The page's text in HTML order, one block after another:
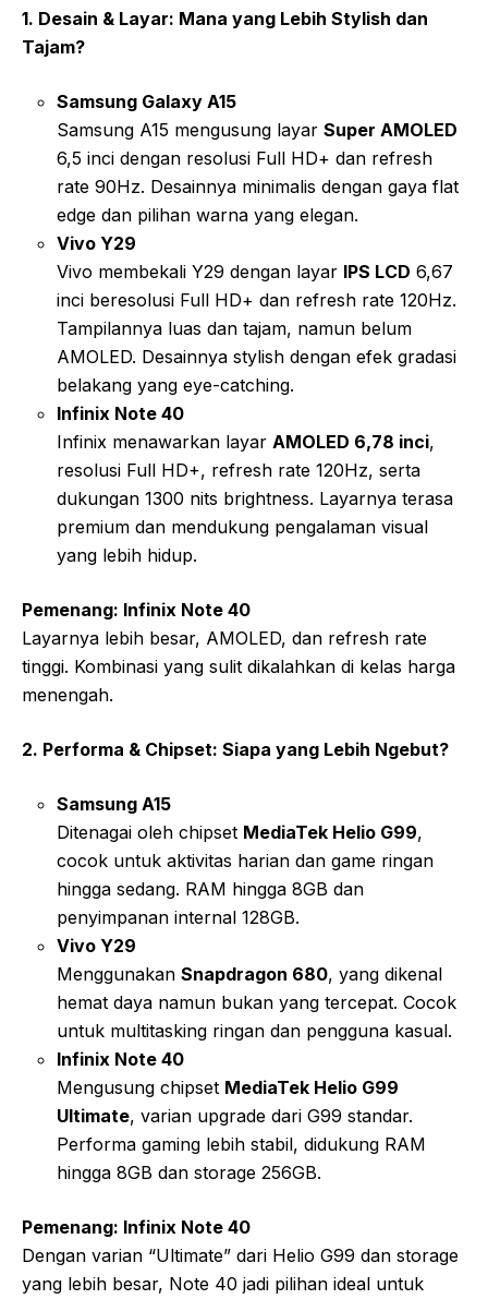
1. Desain & Layar: Mana yang Lebih Stylish dan
Tajam?
Samsung Galaxy A15
Samsung A15 mengusung layar Super AMOLED
6,5 inci dengan resolusi Full HD+ dan refresh
rate 90Hz. Desainnya minimalis dengan gaya flat
edge dan pilihan warna yang elegan.
Vivo Y29
Vivo membekali Y29 dengan layar IPS LCD 6,67
inci beresolusi Full HD+ dan refresh rate 120Hz.
Tampilannya luas dan tajam, namun belum
AMOLED. Desainnya stylish dengan efek gradasi
belakang yang eye-catching.
Infinix Note 40
Infinix menawarkan layar AMOLED 6,78 inci,
resolusi Full HD+, refresh rate 120Hz, serta
dukungan 1300 nits brightness. Layarnya terasa
premium dan mendukung pengalaman visual
yang lebih hidup.
Pemenang: Infinix Note 40
Layarnya lebih besar, AMOLED, dan refresh rate
tinggi. Kombinasi yang sulit dikalahkan di kelas harga
menengah.
2. Performa & Chipset: Siapa yang Lebih Ngebut?
Samsung A15
Ditenagai oleh chipset MediaTek Helio G99,
cocok untuk aktivitas harian dan game ringan
hingga sedang. RAM hingga 8GB dan
penyimpanan internal 128GB.
Vivo Y29
Menggunakan Snapdragon 680, yang dikenal
hemat daya namun bukan yang tercepat. Cocok
untuk multitasking ringan dan pengguna kasual.
Infinix Note 40
Mengusung chipset MediaTek Helio G99
Ultimate, varian upgrade dari G99 standar.
Performa gaming lebih stabil, didukung RAM
hingga 8GB dan storage 256GB.
Pemenang: Infinix Note 40
Dengan varian “Ultimate” dari Helio G99 dan storage
yang lebih besar, Note 40 jadi pilihan ideal untuk